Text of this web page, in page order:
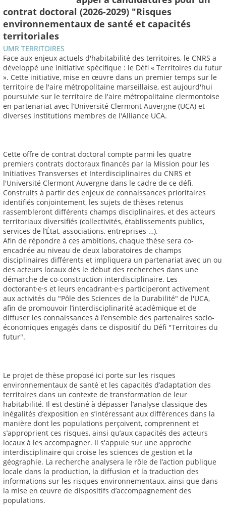
contrat doctoral (2026-2029) "Risques
environnementaux de santé et capacités
territoriales
UMR TERRITOIRES
Face aux enjeux actuels d'habitabilité des territoires, le CNRS a
développé une initiative spécifique : le Défi « Territoires du futur
». Cette initiative, mise en œuvre dans un premier temps sur le
territoire de l'aire métropolitaine marseillaise, est aujourd'hui
poursuivie sur le territoire de l'aire métropolitaine clermontoise
en partenariat avec l’Université Clermont Auvergne (UCA) et
diverses institutions membres de l'Alliance UCA.
Cette offre de contrat doctoral compte parmi les quatre
premiers contrats doctoraux financés par la Mission pour les
Initiatives Transverses et Interdisciplinaires du CNRS et
l'Université Clermont Auvergne dans le cadre de ce défi.
Construits à partir des enjeux de connaissances prioritaires
identifiés conjointement, les sujets de thèses retenus
rassembleront différents champs disciplinaires, et des acteurs
territoriaux diversifiés (collectivités, établissements publics,
services de l’État, associations, entreprises …).
Afin de répondre à ces ambitions, chaque thèse sera co-
encadrée au niveau de deux laboratoires de champs
disciplinaires différents et impliquera un partenariat avec un ou
des acteurs locaux dès le début des recherches dans une
démarche de co-construction interdisciplinaire. Les
doctorant·e·s et leurs encadrant·e·s participeront activement
aux activités du "Pôle des Sciences de la Durabilité" de l'UCA,
afin de promouvoir l’interdisciplinarité académique et de
diffuser les connaissances à l’ensemble des partenaires socio-
économiques engagés dans ce dispositif du Défi "Territoires du
futur".
Le projet de thèse proposé ici porte sur les risques
environnementaux de santé et les capacités d’adaptation des
territoires dans un contexte de transformation de leur
habitabilité. Il est destiné à dépasser l’analyse classique des
inégalités d’exposition en s’intéressant aux différences dans la
manière dont les populations perçoivent, comprennent et
s’approprient ces risques, ainsi qu’aux capacités des acteurs
locaux à les accompagner. Il s'appuie sur une approche
interdisciplinaire qui croise les sciences de gestion et la
géographie. La recherche analysera le rôle de l’action publique
locale dans la production, la diffusion et la traduction des
informations sur les risques environnementaux, ainsi que dans
la mise en œuvre de dispositifs d’accompagnement des
populations.